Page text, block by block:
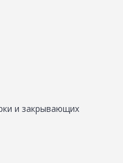
и закрывающих